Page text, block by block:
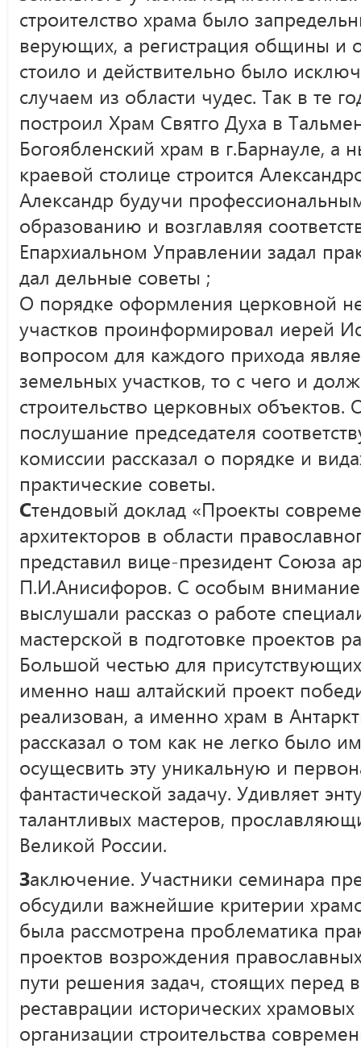
строителство храма было
верующих, а регистрация общины и
стоило и действительно было
случаем из области чудес. Так в те
построил Храм Святго Духа в
Богоябленский храм в г.Барнауле, а
краевой столице строится
Александр будучи
образованию и возглавляя
Епархиальном Управлении задал
дал дельные советы ;
О порядке оформления церковной
участков проинформировал иерей
вопросом для каждого прихода
земельных участков, то с чего и
строительство церковных
послушание председателя
комиссии рассказал о порядке и
практические советы.
Стендовый доклад «Проекты
архитекторов в области
представил вице-президент Союза
П.И.Анисифоров. С особым
выслушали рассказ о работе
мастерской в подготовке проектов
Большой честью для
именно наш алтайский проект
реализован, а именно храм в
рассказал о том как не легко было
осущесвить эту уникальную и
фантастической задачу. Удивляет
талантливых мастеров,
Великой России.
Заключение. Участники семинара
обсудили важнейшие критерии
была рассмотрена проблематика
проектов возрождения
пути решения задач, стоящих
реставрации исторических
организации строительства